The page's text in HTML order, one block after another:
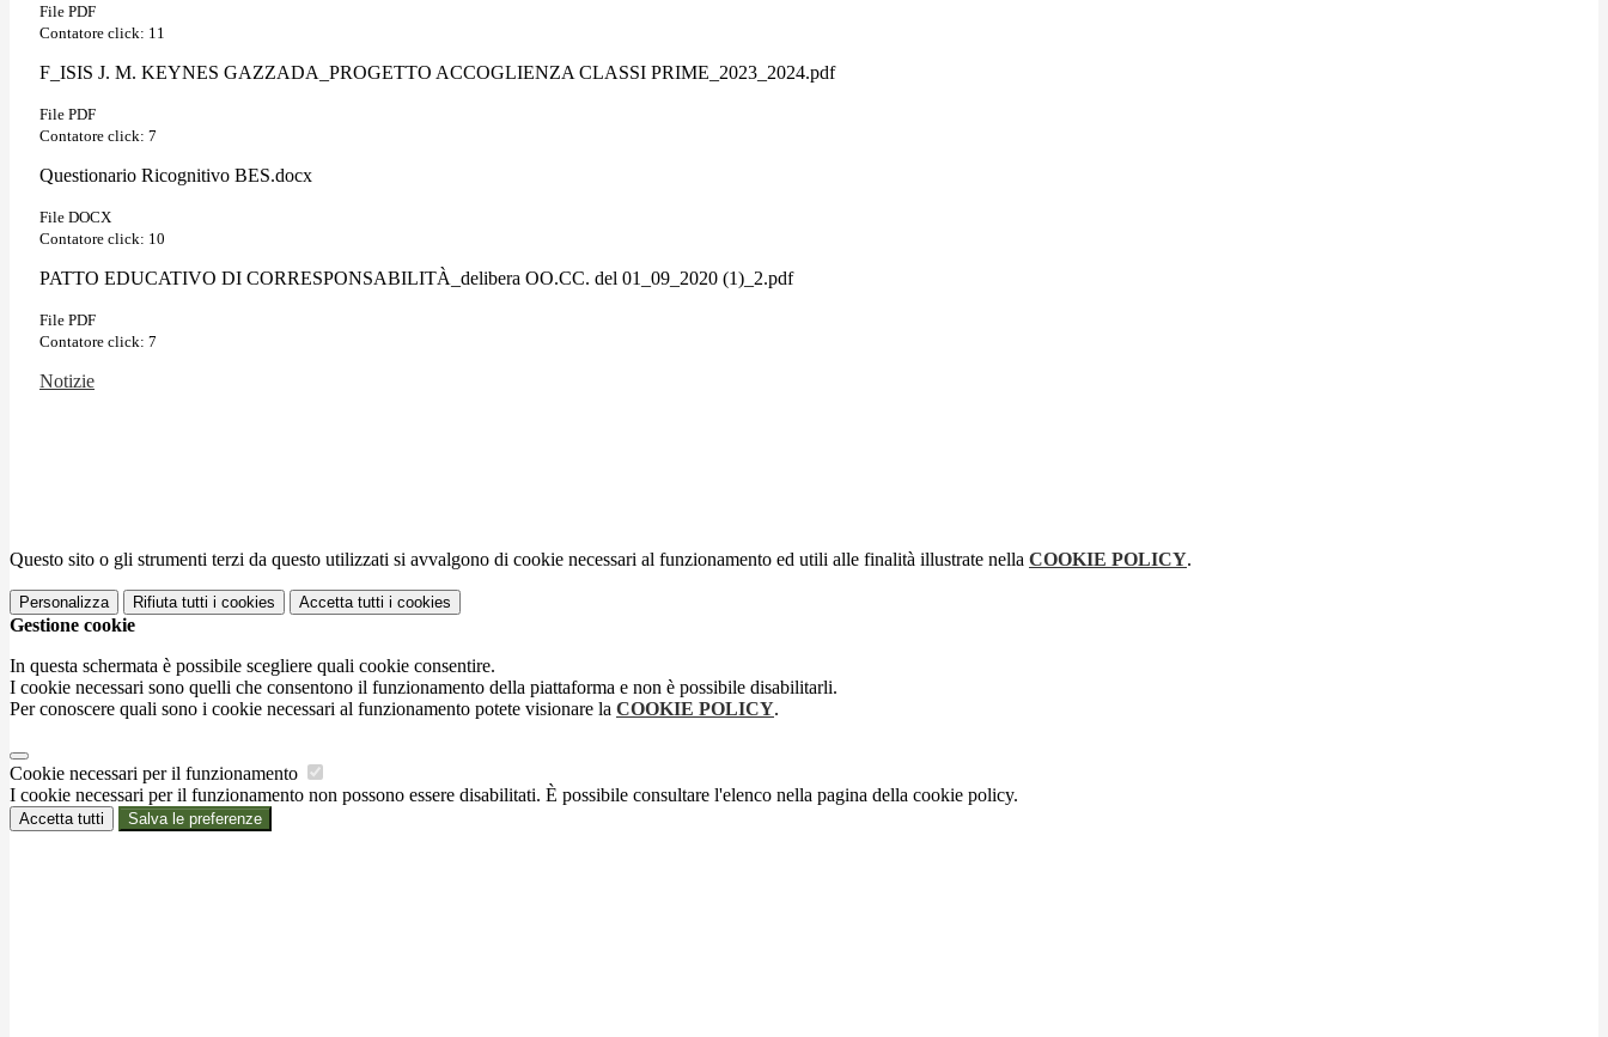
File PDF
Contatore click: 11
F_ISIS J. M. KEYNES GAZZADA_PROGETTO ACCOGLIENZA CLASSI PRIME_2023_2024.pdf
File PDF
Contatore click: 7
Questionario Ricognitivo BES.docx
File DOCX
Contatore click: 10
PATTO EDUCATIVO DI CORRESPONSABILITÀ_delibera OO.CC. del 01_09_2020 (1)_2.pdf
File PDF
Contatore click: 7
Notizie
Questo sito o gli strumenti terzi da questo utilizzati si avvalgono di cookie necessari al funzionamento ed utili alle finalità illustrate nella COOKIE POLICY.
Personalizza Rifiuta tutti i cookies Accetta tutti i cookies
Gestione cookie
In questa schermata è possibile scegliere quali cookie consentire.
I cookie necessari sono quelli che consentono il funzionamento della piattaforma e non è possibile disabilitarli.
Per conoscere quali sono i cookie necessari al funzionamento potete visionare la COOKIE POLICY.
Cookie necessari per il funzionamento
I cookie necessari per il funzionamento non possono essere disabilitati. È possibile consultare l'elenco nella pagina della cookie policy.
Accetta tutti Salva le preferenze